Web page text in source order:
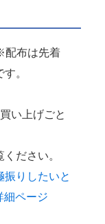
布は先着
。
い上げごと
ださい。
りしたいと
細ページ